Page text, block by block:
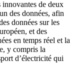
innovantes de deux
des données, afin
données sur les
et des
en temps réel et la
y compris la
d’électricité qui